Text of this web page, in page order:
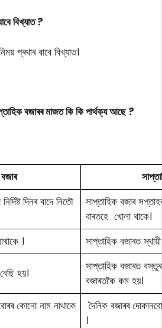
বিখ্যাত ?
প্ৰথাৰ বাবে বিখ্যাত।
বজাৰৰ মাজত কি কি পাৰ্থক্য আছে ?
দিনৰ বাদে নিতৌ
সাপ্তাহিক বজাৰ সপ্তাহৰ
বাৰতহে খোলা থাকে।
।
সাপ্তাহিক বজাৰত
হয়।
সাপ্তাহিক বজাৰত
বজাৰতকৈ কম হয়।
কোনো নাম নাথাকে
দৈনিক বজাৰৰ
।